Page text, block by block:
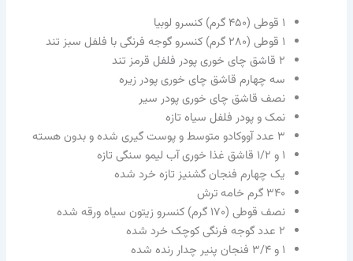
۱ قوطی (۴۵۰ گرم) کنسرو لوبیا
۱ قوطی (۲۸۰ گرم) کنسرو گوجه فرنگی با فلفل سبز تند
۲ قاشق چای خوری پودر فلفل قرمز تند
سه چهارم قاشق چای خوری پودر زیره
نصف قاشق چای خوری پودر سیر
نمک و پودر فلفل سیاه تازه
۳ عدد آووکادو متوسط و پوست گیری شده و بدون هسته
۱ و ۱/۲ قاشق غذا خوری آب لیمو سنگی تازه
یک چهارم فنجان گشنیز تازه خرد شده
۳۴۰ گرم خامه ترش
نصف قوطی (۱۷۰ گرم) کنسرو زیتون سیاه ورقه شده
۲ عدد گوجه فرنگی کوچک خرد شده
۱ و ۳/۴ فنجان پنیر چدار رنده شده